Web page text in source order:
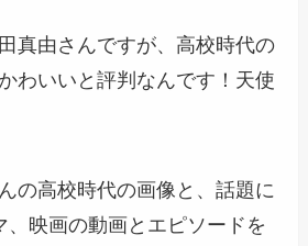
真由さんですが、 高校時代の
わいい と評判なんです！天使
の高校時代の画像と、話題に
、映画の動画とエピソード を